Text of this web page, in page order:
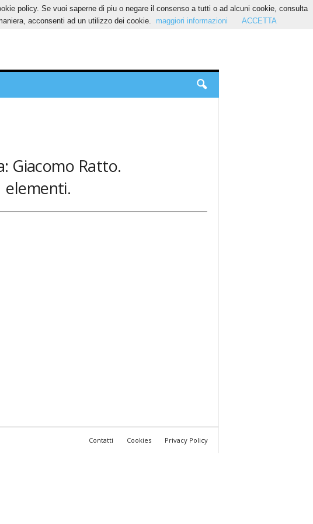
Giacomo Ratto.
elementi.
Contatti Cookies Privacy Policy
policy. Se vuoi saperne di piu o negare il consenso a tutti o ad alcuni cookie, consulta
acconsenti ad un utilizzo dei cookie.
maggiori informazioni ACCETTA